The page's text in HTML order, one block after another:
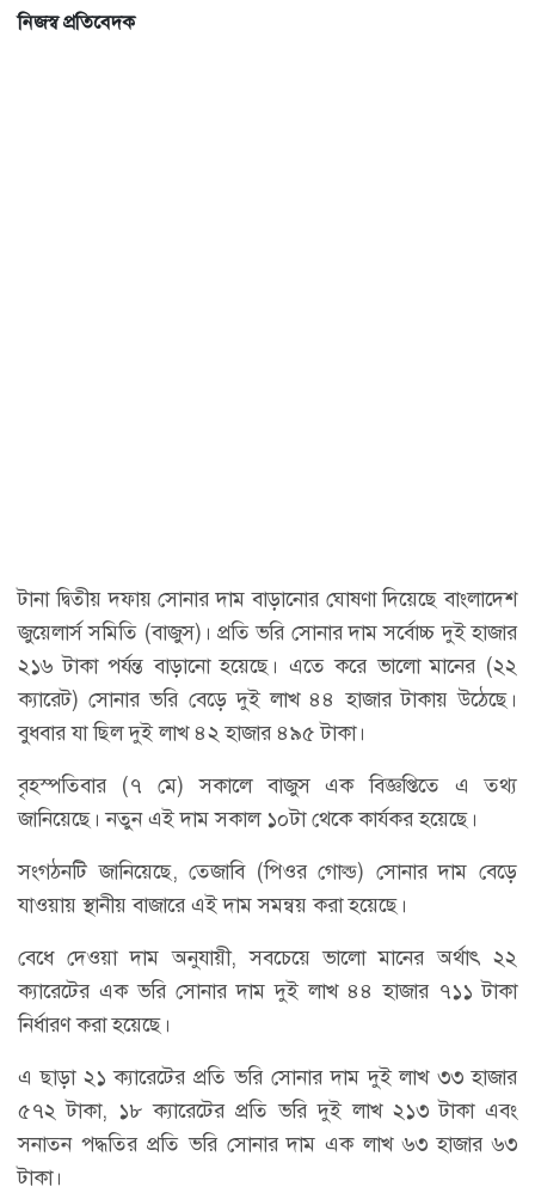
নিজস্ব প্রতিবেদক
টানা দ্বিতীয় দফায় সোনার দাম বাড়ানোর ঘোষণা দিয়েছে বাংলাদেশ
জুয়েলার্স সমিতি (বাজুস)। প্রতি ভরি সোনার দাম সর্বোচ্চ দুই হাজার
২১৬ টাকা পর্যন্ত বাড়ানো হয়েছে। এতে করে ভালো মানের (২২
ক্যারেট) সোনার ভরি বেড়ে দুই লাখ ৪৪ হাজার টাকায় উঠেছে।
বুধবার যা ছিল দুই লাখ ৪২ হাজার ৪৯৫ টাকা।
বৃহস্পতিবার (৭ মে) সকালে বাজুস এক বিজ্ঞপ্তিতে এ তথ্য
জানিয়েছে। নতুন এই দাম সকাল ১০টা থেকে কার্যকর হয়েছে।
সংগঠনটি জানিয়েছে, তেজাবি (পিওর গোল্ড) সোনার দাম বেড়ে
যাওয়ায় স্থানীয় বাজারে এই দাম সমন্বয় করা হয়েছে।
বেধে দেওয়া দাম অনুযায়ী, সবচেয়ে ভালো মানের অর্থাৎ ২২
ক্যারেটের এক ভরি সোনার দাম দুই লাখ ৪৪ হাজার ৭১১ টাকা
নির্ধারণ করা হয়েছে।
এ ছাড়া ২১ ক্যারেটের প্রতি ভরি সোনার দাম দুই লাখ ৩৩ হাজার
৫৭২ টাকা, ১৮ ক্যারেটের প্রতি ভরি দুই লাখ ২১৩ টাকা এবং
সনাতন পদ্ধতির প্রতি ভরি সোনার দাম এক লাখ ৬৩ হাজার ৬৩
টাকা।